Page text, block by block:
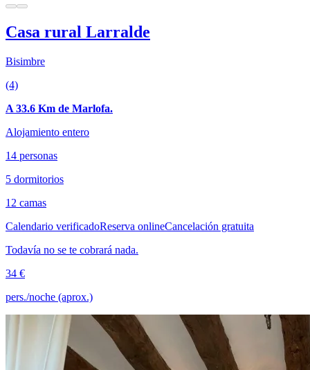
Casa rural Larralde
Bisimbre
(4)
A 33.6 Km de Marlofa.
Alojamiento entero
14 personas
5 dormitorios
12 camas
Calendario verificadoReserva onlineCancelación gratuita
Todavía no se te cobrará nada.
34 €
pers./noche (aprox.)